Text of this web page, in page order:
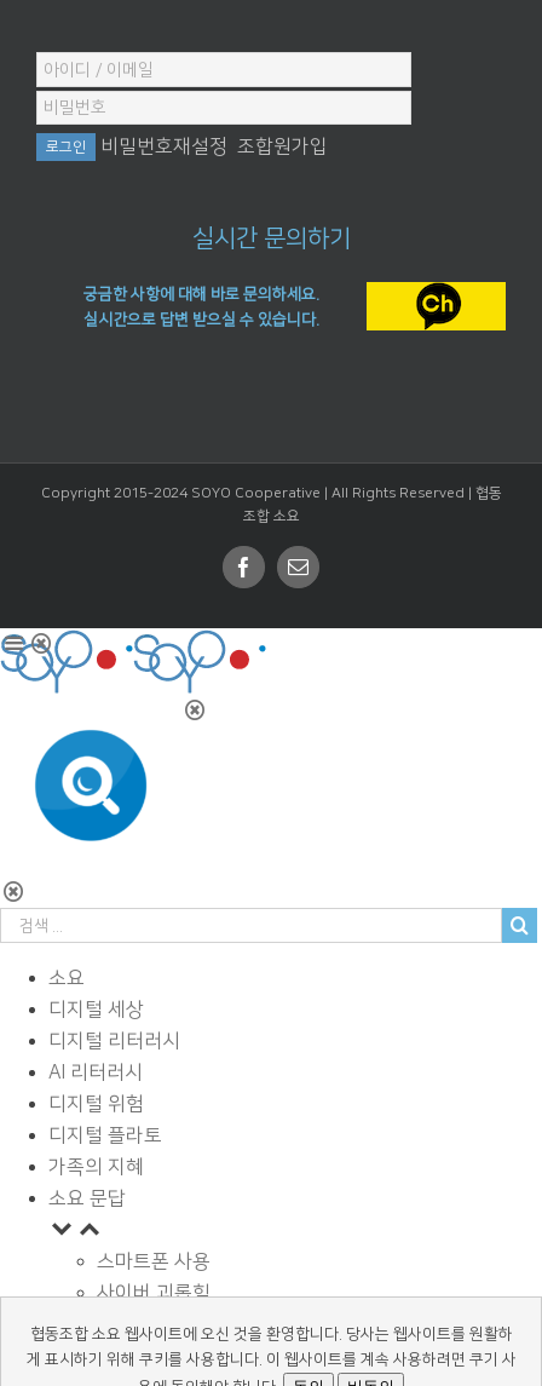
비밀번호재설정 조합원가입
실시간 문의하기
궁금한 사항에 대해 바로 문의하세요.
실시간으로 답변 받으실 수 있습니다.
Copyright 2015-2024 SOYO Cooperative | All Rights Reserved | 협동
조합 소요
Facebook
Email
소요
디지털 세상
디지털 리터러시
AI 리터러시
디지털 위험
디지털 플라토
가족의 지혜
소요 문답
스마트폰 사용
사이버 괴롭힘
페이스북과 SNS
디지털과 학습
협동조합 소요 웹사이트에 오신 것을 환영합니다. 당사는 웹사이트를 원활하
게 표시하기 위해 쿠키를 사용합니다. 이 웹사이트를 계속 사용하려면 쿠기 사